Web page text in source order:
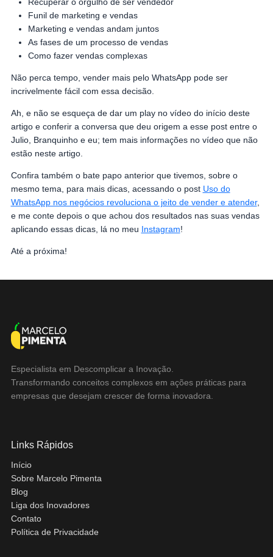
Recuperar o orgulho de ser vendedor
Funil de marketing e vendas
Marketing e vendas andam juntos
As fases de um processo de vendas
Como fazer vendas complexas
Não perca tempo, vender mais pelo WhatsApp pode ser
incrivelmente fácil com essa decisão.
Ah, e não se esqueça de dar um play no vídeo do início deste
artigo e conferir a conversa que deu origem a esse post entre o
Julio, Branquinho e eu; tem mais informações no vídeo que não
estão neste artigo.
Confira também o bate papo anterior que tivemos, sobre o
mesmo tema, para mais dicas, acessando o post Uso do
WhatsApp nos negócios revoluciona o jeito de vender e atender,
e me conte depois o que achou dos resultados nas suas vendas
aplicando essas dicas, lá no meu Instagram!
Até a próxima!
Especialista em Descomplicar a Inovação.
Transformando conceitos complexos em ações práticas para
empresas que desejam crescer de forma inovadora.
Links Rápidos
Início
Sobre Marcelo Pimenta
Blog
Liga dos Inovadores
Contato
Política de Privacidade